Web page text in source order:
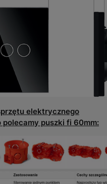
elektrycznego
puszki fi 60mm: